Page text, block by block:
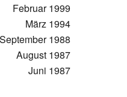
Februar 1999
März 1994
September 1988
August 1987
Juni 1987